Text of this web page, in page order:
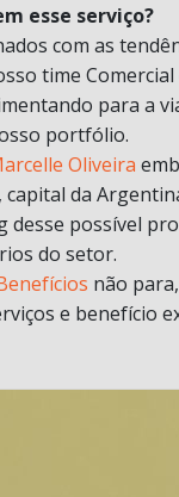
esse serviço?
com as
time
para a
portfólio.
Oliveira
capital da
desse possível
do setor.
não
e benefício